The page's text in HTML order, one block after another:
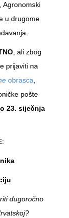
, Agronomski
u drugome
, ali zbog
prijaviti na
obrasca,
pošte
23. siječnja
dugoročno